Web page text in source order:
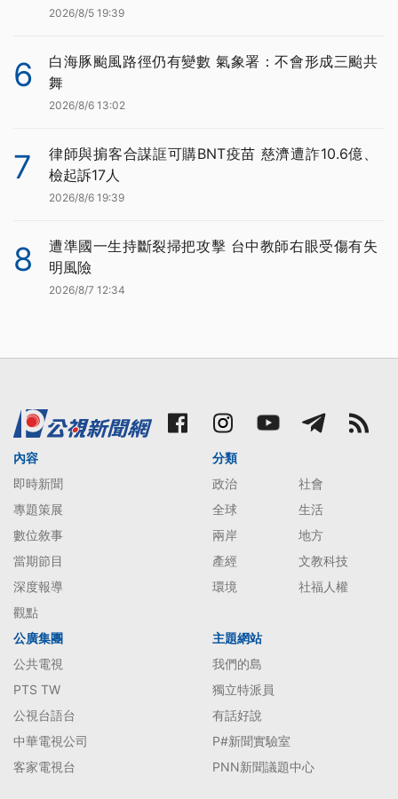
2026/8/5 19:39
6
白海豚颱風路徑仍有變數 氣象署：不會形成三颱共
舞
2026/8/6 13:02
7
律師與掮客合謀誆可購BNT疫苗 慈濟遭詐10.6億、
檢起訴17人
2026/8/6 19:39
8
遭準國一生持斷裂掃把攻擊 台中教師右眼受傷有失
明風險
2026/8/7 12:34
內容
即時新聞
專題策展
數位敘事
當期節目
深度報導
觀點
分類
政治
社會
全球
生活
兩岸
地方
產經
文教科技
環境
社福人權
公廣集團
公共電視
PTS TW
公視台語台
中華電視公司
客家電視台
主題網站
我們的島
獨立特派員
有話好說
P#新聞實驗室
PNN新聞議題中心